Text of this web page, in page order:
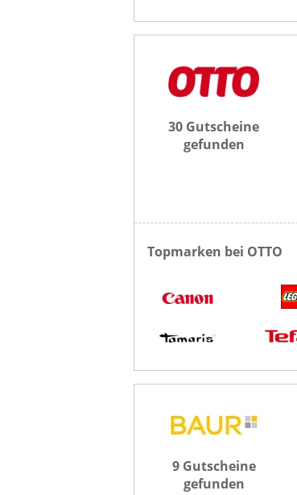
30 Gutscheine
gefunden
Topmarken bei OTTO
9 Gutscheine
gefunden